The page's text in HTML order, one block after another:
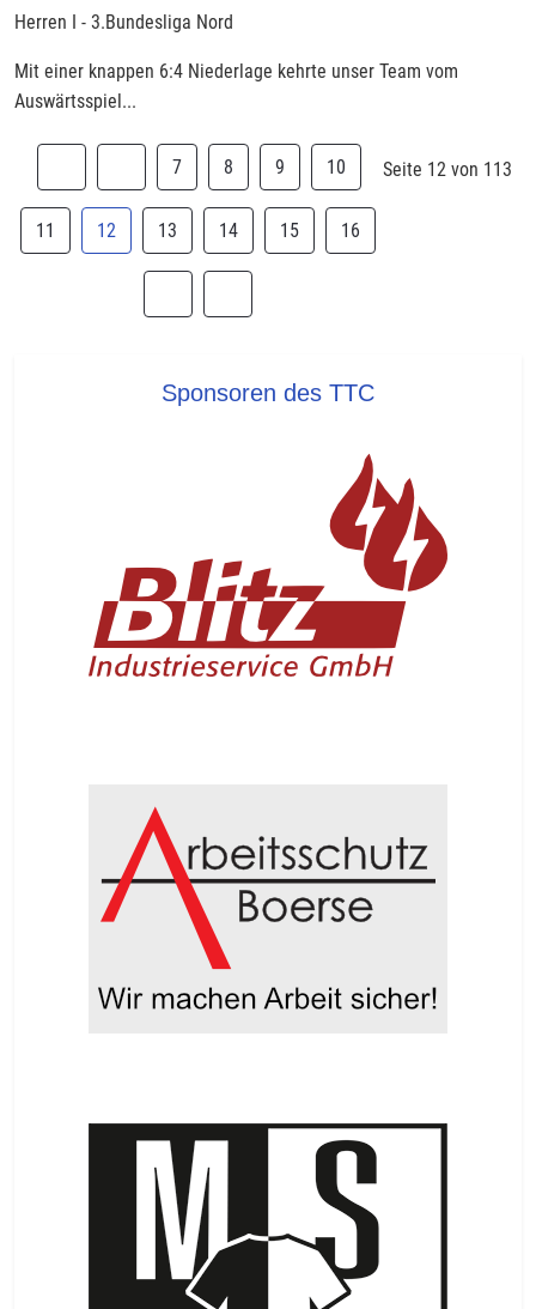
Herren I - 3.Bundesliga Nord
Mit einer knappen 6:4 Niederlage kehrte unser Team vom
Auswärtsspiel...
Seite 12 von 113
7 8 9 10
11 12 13 14 15 16
Sponsoren des TTC